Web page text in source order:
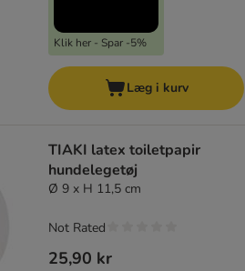
Klik her - Spar -5%
Læg i kurv
TIAKI latex toiletpapir
hundelegetøj
Ø 9 x H 11,5 cm
25,90 kr
Not Rated